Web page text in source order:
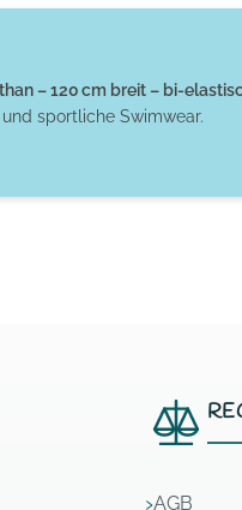
– 120 cm breit – bi-
sportliche Swimwear.
AGB